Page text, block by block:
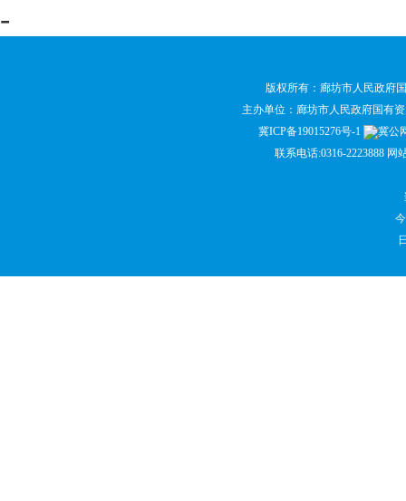
-
版权所有：廊坊市人民政府
主办单位：廊坊市人民政府国有
冀ICP备19015276号-1
冀公
联系电话:0316-2223888 网